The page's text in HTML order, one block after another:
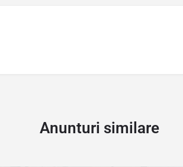
Anunturi similare